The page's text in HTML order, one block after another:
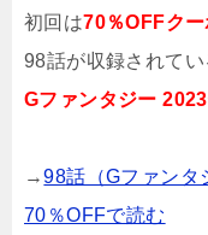
初回は70％OFFク
98話が収録されてい
Gファンタジー
→98話（Gファンタ
70％OFFで読む